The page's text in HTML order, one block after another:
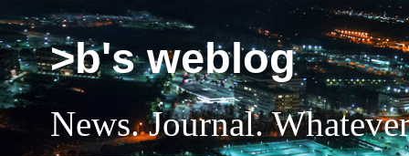
>b's weblog
News. Journal.